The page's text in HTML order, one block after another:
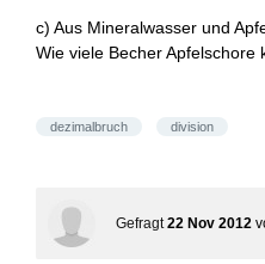
c) Aus Mineralwasser und
Wie viele Becher Apfelschore
dezimalbruch division
Gefragt 22 Nov 2012